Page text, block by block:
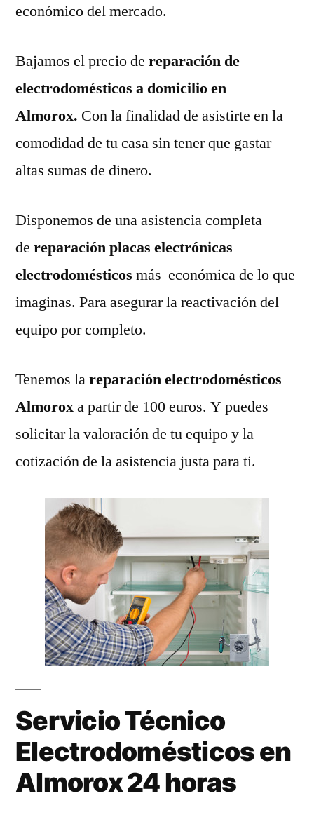
económico del mercado.
Bajamos el precio de reparación de
electrodomésticos a domicilio en
Almorox. Con la finalidad de asistirte en la
comodidad de tu casa sin tener que gastar
altas sumas de dinero.
Disponemos de una asistencia completa
de reparación placas electrónicas
electrodomésticos más económica de lo que
imaginas. Para asegurar la reactivación del
equipo por completo.
Tenemos lareparación electrodomésticos
Almoroxa partir de 100 euros. Y puedes
solicitar la valoración de tu equipo y la
cotización de la asistencia justa para ti.
Servicio Técnico
Electrodomésticos en
Almorox 24 horas